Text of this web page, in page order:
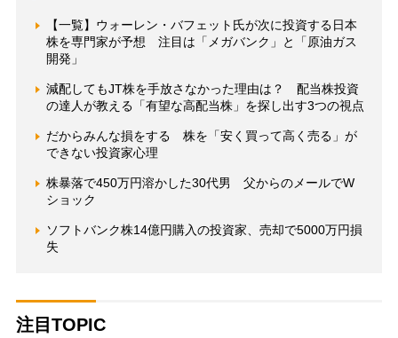
【一覧】ウォーレン・バフェット氏が次に投資する日本
株を専門家が予想 注目は「メガバンク」と「原油ガス
開発」
減配してもJT株を手放さなかった理由は？ 配当株投資
の達人が教える「有望な高配当株」を探し出す3つの視点
だからみんな損をする 株を「安く買って高く売る」が
できない投資家心理
株暴落で450万円溶かした30代男 父からのメールでW
ショック
ソフトバンク株14億円購入の投資家、売却で5000万円損
失
注目TOPIC